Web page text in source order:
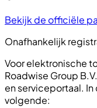
Bekijk de officiële
Onafhankelijk
Voor elektronische
Roadwise Group
en serviceportaal.
volgende: